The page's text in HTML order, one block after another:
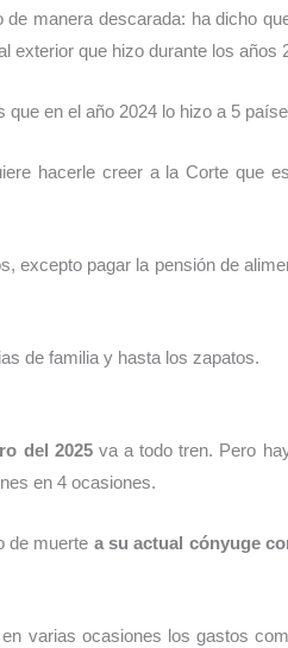
manera descarada: ha dicho
exterior que hizo durante los años
en el año 2024 lo hizo a 5
hacerle creer a la Corte que
excepto pagar la pensión de
de familia y hasta los zapatos.
del 2025 va a todo tren. Pero
en 4 ocasiones.
de muerte a su actual cónyuge
varias ocasiones los gastos